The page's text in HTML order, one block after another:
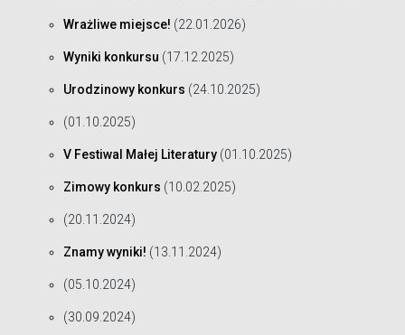
Wrażliwe miejsce! (22.01.2026)
Wyniki konkursu (17.12.2025)
Urodzinowy konkurs (24.10.2025)
(01.10.2025)
V Festiwal Małej Literatury (01.10.2025)
Zimowy konkurs (10.02.2025)
(20.11.2024)
Znamy wyniki! (13.11.2024)
(05.10.2024)
(30.09.2024)